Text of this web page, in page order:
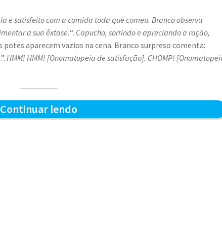
e satisfeito com a comida toda que comeu. Branco observa
a sua êxtase.“. Capucho, sorrindo e apreciando a ração,
potes aparecem vazios na cena. Branco surpreso comenta:
HMM! HMM! [Onomatopeia de satisfação]. CHOMP!
Continuar lendoCapucho